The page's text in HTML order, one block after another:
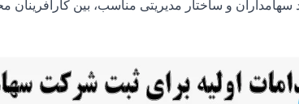
و ساختار مدیریتی مناسب، بین